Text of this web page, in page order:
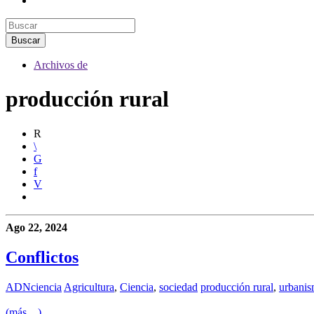
Archivos de
producción rural
Ago 22, 2024
Conflictos
ADNciencia Agricultura, Ciencia, sociedad producción rural,